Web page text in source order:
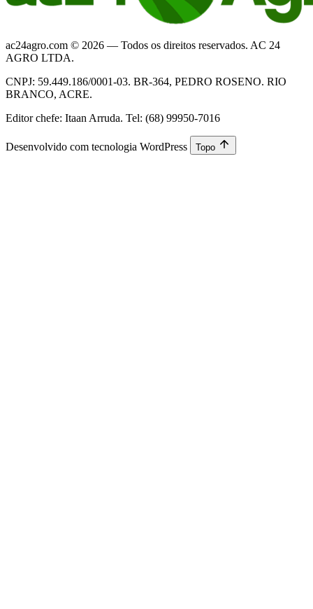
ac24agro.com © 2026 — Todos os direitos reservados. AC 24
AGRO LTDA.
CNPJ: 59.449.186/0001-03. BR-364, PEDRO ROSENO. RIO
BRANCO, ACRE.
Editor chefe: Itaan Arruda. Tel: (68) 99950-7016
Desenvolvido com tecnologia WordPress Topo